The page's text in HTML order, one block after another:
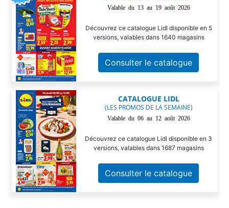
Valable du 13 au 19 août 2026
Découvrez ce catalogue Lidl disponible en 5
versions, valables dans 1640 magasins
Consulter le catalogue
CATALOGUE LIDL
(LES PROMOS DE LA SEMAINE)
Valable du 06 au 12 août 2026
Découvrez ce catalogue Lidl disponible en 3
versions, valables dans 1687 magasins
Consulter le catalogue